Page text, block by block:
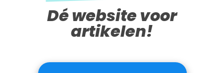
Dé website voor
artikelen!